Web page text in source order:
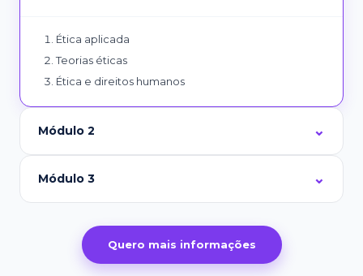
Ética aplicada
Teorias éticas
Ética e direitos humanos
Módulo 2
Módulo 3
Quero mais informações